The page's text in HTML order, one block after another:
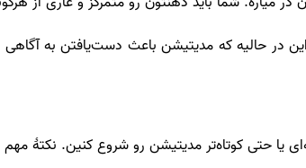
در حالیه که مدیتیشن باعث دست‌یافتن به
یا حتی کوتاه‌تر مدیتیشن رو شروع کنین. نکتۀ مهم